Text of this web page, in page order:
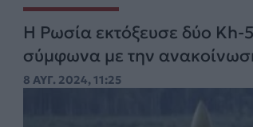
Η Ρωσία εκτόξευσε δύο
σύμφωνα με την
8 ΑΥΓ. 2024, 11:25